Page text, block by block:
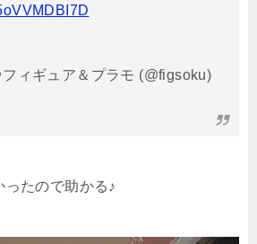
ィギュア＆プラモ (@figsoku)
ったので助かる♪